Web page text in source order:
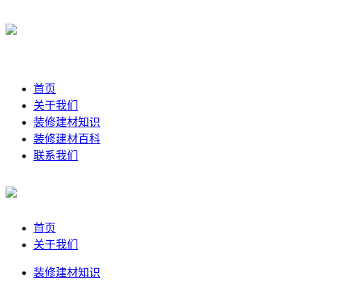
首页
关于我们
装修建材知识
装修建材百科
联系我们
首页
关于我们
装修建材知识